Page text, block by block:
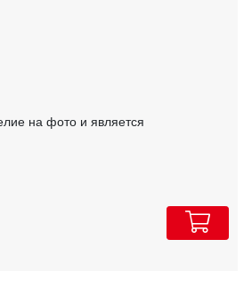
на фото и является